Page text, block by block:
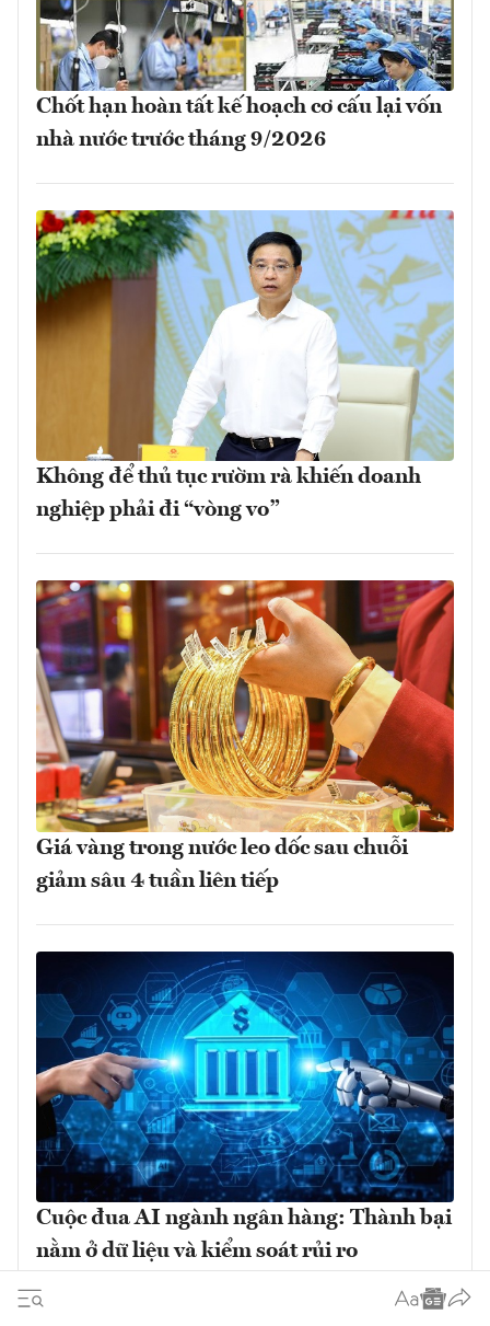
Chốt hạn hoàn tất kế hoạch cơ cấu lại vốn
nhà nước trước tháng 9/2026
Không để thủ tục rườm rà khiến doanh
nghiệp phải đi “vòng vo”
Giá vàng trong nước leo dốc sau chuỗi
giảm sâu 4 tuần liên tiếp
Cuộc đua AI ngành ngân hàng: Thành bại
nằm ở dữ liệu và kiểm soát rủi ro